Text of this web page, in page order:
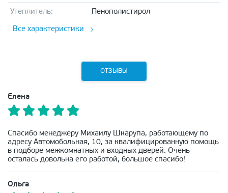
Утеплитель: Пенополистирол
Все характеристики
ОТЗЫВЫ
Елена
Спасибо менеджеру Михаилу Шкарупа, работающему по
адресу Автомобольная, 10, за квалифицированную помощь
в подборе межкомнатных и входных дверей. Очень
осталась довольна его работой, большое спасибо!
Ольга